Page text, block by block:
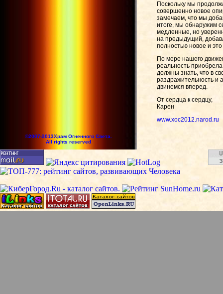
Поскольку мы
совершенно новое
замечаем, что мы
итоге, мы обнаружим
медленные, но
на предыдущий,
полностью новое и
По мере нашего
реальность
должны знать, что в
раздражительность и
двинемся вперед.
От сердца к сердцу,
Карен
www.xoc2012.narod.ru
©2007-2013Храм Огненного Света.
All rights reserved